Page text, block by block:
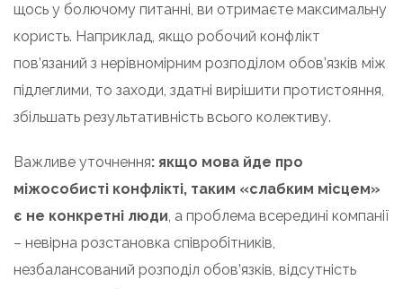
щось у болючому питанні, ви отримаєте максимальну
користь. Наприклад, якщо робочий конфлікт
пов’язаний з нерівномірним розподілом обов’язків між
підлеглими, то заходи, здатні вирішити протистояння,
збільшать результативність всього колективу.
Важливе уточнення: якщо мова йде про
міжособисті конфлікті, таким «слабким місцем»
є не конкретні люди, а проблема всередині компанії
– невірна розстановка співробітників,
незбалансований розподіл обов’язків, відсутність